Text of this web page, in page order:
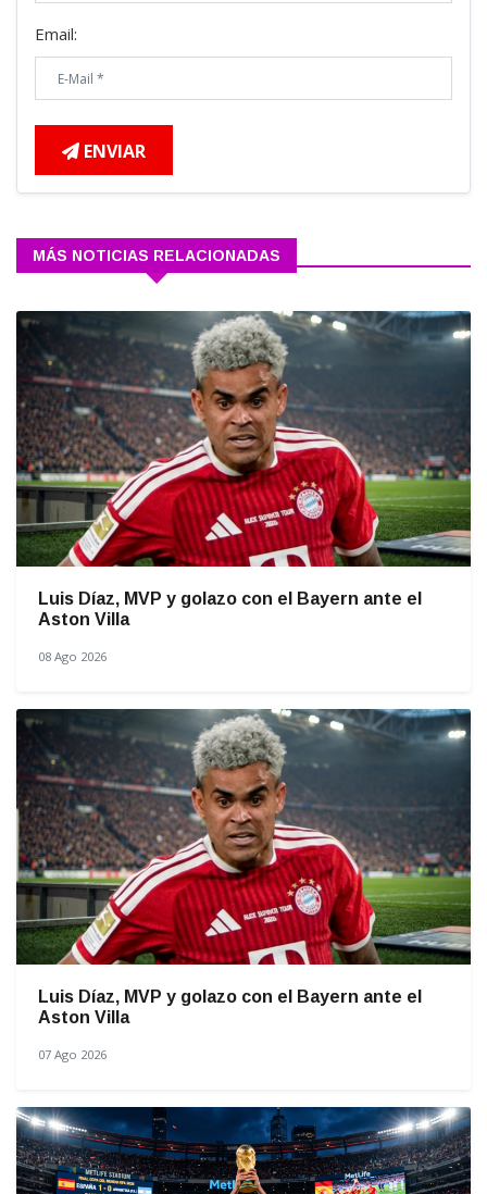
Email:
ENVIAR
MÁS NOTICIAS RELACIONADAS
Luis Díaz, MVP y golazo con el Bayern ante el
Aston Villa
08 Ago 2026
Luis Díaz, MVP y golazo con el Bayern ante el
Aston Villa
07 Ago 2026